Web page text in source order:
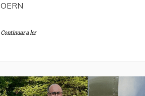
OERN
Continuar a ler